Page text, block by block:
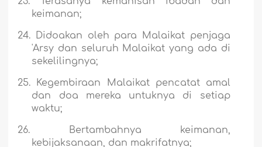
keimanan;
24.
Didoakan oleh para Malaikat penjaga
'Arsy dan seluruh Malaikat yang ada di
sekelilingnya;
25.
Kegembiraan Malaikat pencatat amal
dan doa mereka untuknya di setiap
waktu;
26.
Bertambahnya keimanan,
kebijaksanaan, dan makrifatnya;